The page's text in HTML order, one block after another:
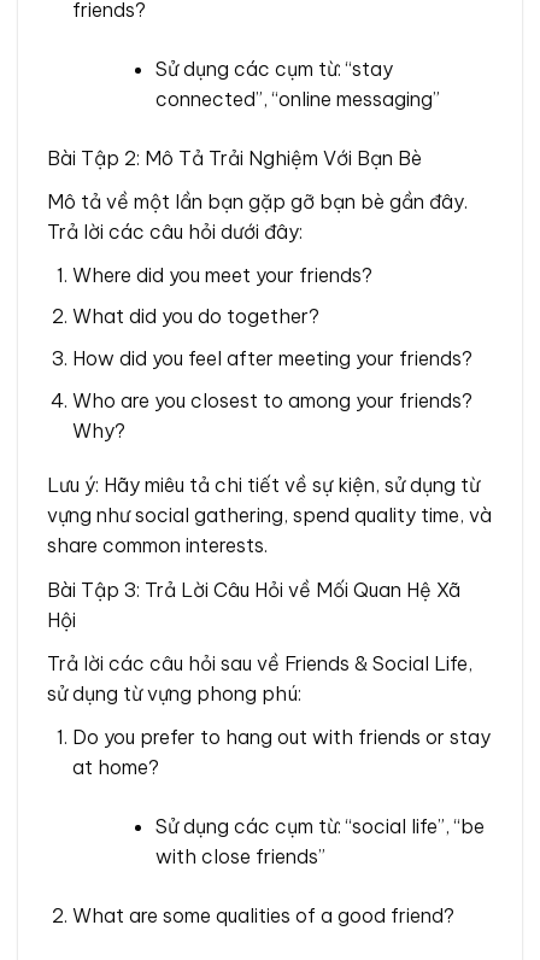
friends?
Sử dụng các cụm từ: “stay
connected”, “online messaging”
Bài Tập 2: Mô Tả Trải Nghiệm Với Bạn Bè
Mô tả về một lần bạn gặp gỡ bạn bè gần đây.
Trả lời các câu hỏi dưới đây:
Where did you meet your friends?
What did you do together?
How did you feel after meeting your friends?
Who are you closest to among your friends?
Why?
Lưu ý: Hãy miêu tả chi tiết về sự kiện, sử dụng từ
vựng như social gathering, spend quality time, và
share common interests.
Bài Tập 3: Trả Lời Câu Hỏi về Mối Quan Hệ Xã
Hội
Trả lời các câu hỏi sau về Friends & Social Life,
sử dụng từ vựng phong phú:
Do you prefer to hang out with friends or stay
at home?
Sử dụng các cụm từ: “social life”, “be
with close friends”
What are some qualities of a good friend?